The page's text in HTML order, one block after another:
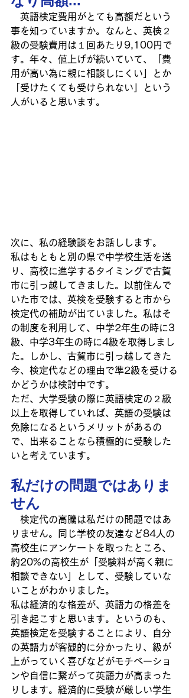
英語検定費用がとても高額だという
事を知っていますか。なんと、英検２
級の受験費用は１回あたり9,100円で
す。年々、値上げが続いていて、「費
用が高い為に親に相談しにくい」とか
「受けたくても受けられない」という
人がいると思います。
次に、私の経験談をお話しします。
私はもともと別の県で中学校生活を送
り、高校に進学するタイミングで古賀
市に引っ越してきました。以前住んで
いた市では、英検を受験すると市から
検定代の補助が出ていました。私はそ
の制度を利用して、中学2年生の時に3
級、中学3年生の時に4級を取得しまし
た。しかし、古賀市に引っ越してきた
今、検定代などの理由で準2級を受ける
かどうかは検討中です。
ただ、大学受験の際に英語検定の２級
以上を取得していれば、英語の受験は
免除になるというメリットがあるの
で、出来ることなら積極的に受験した
いと考えています。
私だけの問題ではありま
せん
検定代の高騰は私だけの問題ではあ
りません。同じ学校の友達など84人の
高校生にアンケートを取ったところ、
約20%の高校生が「受験料が高く親に
相談できない」として、受験していな
いことがわかりました。
私は経済的な格差が、英語力の格差を
引き起こすと思います。というのも、
英語検定を受験することにより、自分
の英語力が客観的に分かったり、級が
上がっていく喜びなどがモチベーショ
ンや自信に繋がって英語力が高まった
りします。経済的に受験が厳しい学生